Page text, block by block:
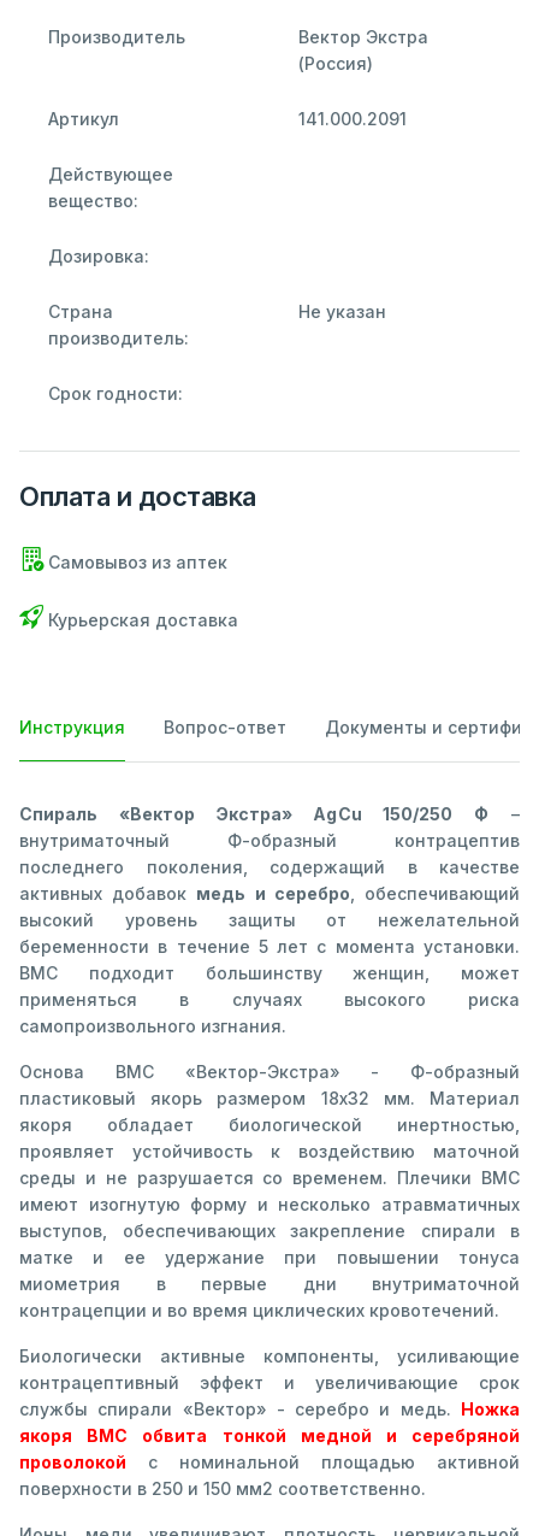
Производитель
Вектор Экстра
(Россия)
Артикул 141.000.2091
Действующее
вещество:
Дозировка:
Страна
производитель:
Не указан
Срок годности:
Оплата и доставка
Самовывоз из аптек
Курьерская доставка
Инструкция Вопрос-ответ Документы и
Спираль «Вектор Экстра» AgCu 150/250 Ф –
внутриматочный Ф-образный контрацептив
последнего поколения, содержащий в качестве
активных добавок медь и серебро , обеспечивающий
высокий уровень защиты от нежелательной
беременности в течение 5 лет с момента установки.
ВМС подходит большинству женщин, может
применяться в случаях высокого риска
самопроизвольного изгнания.
Основа ВМС «Вектор-Экстра» - Ф-образный
пластиковый якорь размером 18х32 мм. Материал
якоря обладает биологической инертностью,
проявляет устойчивость к воздействию маточной
среды и не разрушается со временем. Плечики ВМС
имеют изогнутую форму и несколько атравматичных
выступов, обеспечивающих закрепление спирали в
матке и ее удержание при повышении тонуса
миометрия в первые дни внутриматочной
контрацепции и во время циклических кровотечений.
Биологически активные компоненты, усиливающие
контрацептивный эффект и увеличивающие срок
службы спирали «Вектор» - серебро и медь. Ножка
якоря ВМС обвита тонкой медной и серебряной
проволокой с номинальной площадью активной
поверхности в 250 и 150 мм2 соответственно.